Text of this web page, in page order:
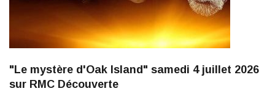
"Le mystère d'Oak Island" samedi 4 juillet 2026
sur RMC Découverte